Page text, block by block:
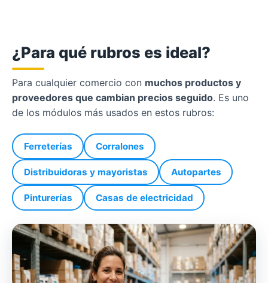
¿Para qué rubros es ideal?
Para cualquier comercio con muchos productos y
proveedores que cambian precios seguido. Es uno
de los módulos más usados en estos rubros:
Ferreterías Corralones
Distribuidoras y mayoristas Autopartes
Pinturerías Casas de electricidad